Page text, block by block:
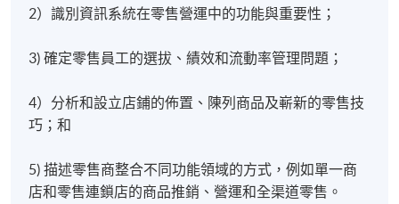
2）識別資訊系統在零售營運中的功能與重要性；
3) 確定零售員工的選拔、績效和流動率管理問題；
4）分析和設立店鋪的佈置、陳列商品及嶄新的零售技
巧；和
5) 描述零售商整合不同功能領域的方式，例如單一商
店和零售連鎖店的商品推銷、營運和全渠道零售。